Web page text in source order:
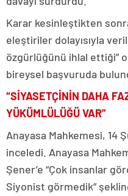
Karar kesinleştikten
eleştiriler dolayısıyla
özgürlüğünü ihlal ettiği”
bireysel başvuruda
“SİYASETÇİNİN DAHA
YÜKÜMLÜLÜĞÜ VAR”
Anayasa Mahkemesi, 14
inceledi. Anayasa
Şener’e “Çok insanlar
Siyonist görmedik”